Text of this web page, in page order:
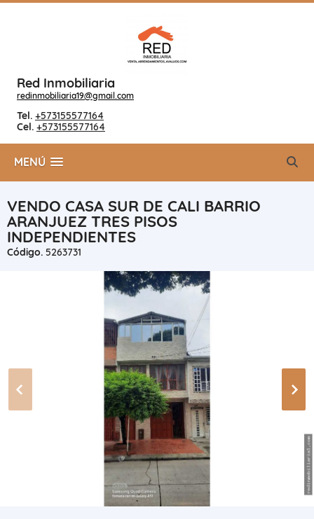
Red Inmobiliaria
redinmobiliaria19@gmail.com
Tel. +573155577164
Cel. +573155577164
MENÚ
VENDO CASA SUR DE CALI BARRIO
ARANJUEZ TRES PISOS
INDEPENDIENTES
Código. 5263731